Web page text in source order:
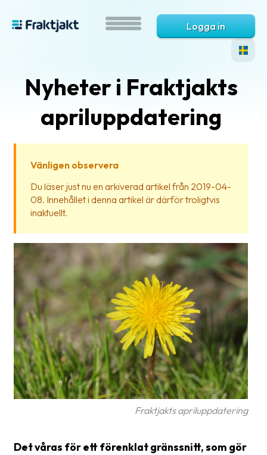
är
Fraktjakt?
Hjälp?
frågor
&
svar
Ordlista
Paketering
Frakthandlingar
Skrivarinställningar
Leveransvillkor
Logga in
Nyheter i Fraktjakts
apriluppdatering
Vänligen observera
Du läser just nu en arkiverad artikel från 2019-04-
08. Innehållet i denna artikel är därför troligtvis
inaktuellt.
Fraktjakts apriluppdatering
Det våras för ett förenklat gränssnitt, som gör